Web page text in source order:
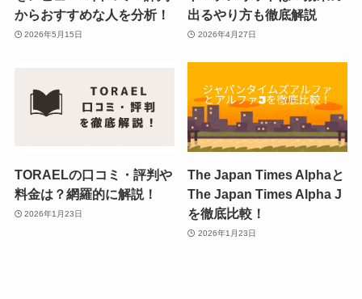
からおすすめな人を分析！
2026年5月15日
出るやり方も徹底解説
2026年4月27日
TORAELの口コミ・評判や
料金は？網羅的に解説！
2026年1月23日
The Japan Times Alphaと
The Japan Times Alpha J
を徹底比較！
2026年1月23日